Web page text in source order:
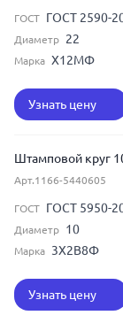
ГОСТ ГОСТ 2590-
Диаметр 22
Марка Х12МФ
Узнать цену
Штамповой круг
Арт.1166-5440605
ГОСТ ГОСТ 5950-
Диаметр 10
Марка 3Х2В8Ф
Узнать цену